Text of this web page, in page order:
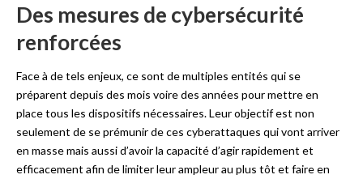
Des mesures de cybersécurité
renforcées
Face à de tels enjeux, ce sont de multiples entités qui se
préparent depuis des mois voire des années pour mettre en
place tous les dispositifs nécessaires. Leur objectif est non
seulement de se prémunir de ces cyberattaques qui vont arriver
en masse mais aussi d’avoir la capacité d’agir rapidement et
efficacement afin de limiter leur ampleur au plus tôt et faire en